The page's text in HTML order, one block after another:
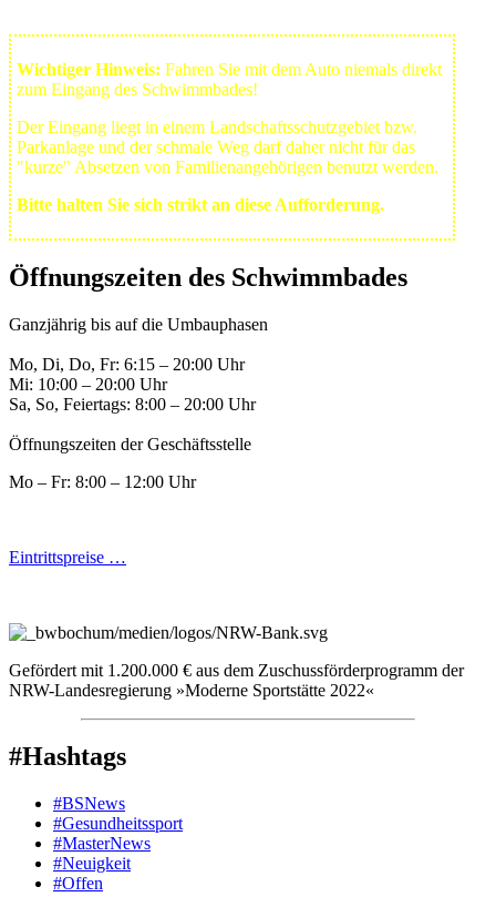
Wichtiger Hinweis: Fahren Sie mit dem Auto niemals direkt
zum Eingang des Schwimmbades!
Der Eingang liegt in einem Landschafts­schutzgebiet bzw.
Park­anlage und der schmale Weg darf daher nicht für das
"kurze" Absetzen von Familienangehörigen benutzt werden.
Bitte halten Sie sich strikt an diese Aufforderung.
Öffnungszeiten des Schwimmbades
Ganzjährig bis auf die Umbauphasen
Mo, Di, Do, Fr: 6:15 – 20:00 Uhr
Mi: 10:00 – 20:00 Uhr
Sa, So, Feiertags: 8:00 – 20:00 Uhr
Öffnungszeiten der Geschäftsstelle
Mo – Fr: 8:00 – 12:00 Uhr
Eintrittspreise …
Gefördert mit 1.200.000 € aus dem Zuschussförderprogramm der
NRW-Landesregierung »Moderne Sportstätte 2022«
#Hashtags
#BSNews
#Gesundheitssport
#MasterNews
#Neuigkeit
#Offen